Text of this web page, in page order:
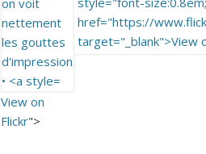
View on
Flickr">